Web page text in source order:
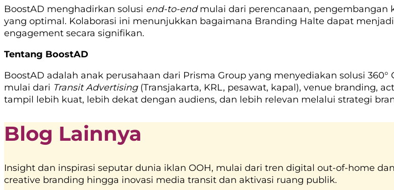
BoostAD menghadirkan solusi end-to-endmulai dari perencanaan, pengembangan
yang optimal. Kolaborasi ini menunjukkan bagaimana Branding Halte dapat
engagement secara signifikan.
Tentang BoostAD
BoostAD adalah anak perusahaan dari Prisma Group yang menyediakan solusi
mulai dari Transit Advertising(Transjakarta, KRL, pesawat, kapal), venue branding,
tampil lebih kuat, lebih dekat dengan audiens, dan lebih relevan melalui strategi
Blog Lainnya
Insight dan inspirasi seputar dunia iklan OOH, mulai dari tren digital out-of-home dan
creative branding hingga inovasi media transit dan aktivasi ruang publik.